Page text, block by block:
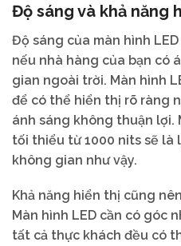
Độ sáng và khả năng
Độ sáng của màn hình
nếu nhà hàng của bạn có
gian ngoài trời. Màn hình
để có thể hiển thị rõ ràng
ánh sáng không thuận lợi.
tối thiểu từ 1000 nits sẽ là
không gian như vậy.
Khả năng hiển thị cũng
Màn hình LED cần có góc
tất cả thực khách đều có